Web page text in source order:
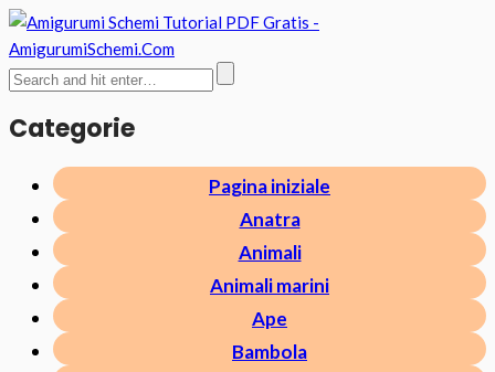
Categorie
Pagina iniziale
Anatra
Animali
Animali marini
Ape
Bambola